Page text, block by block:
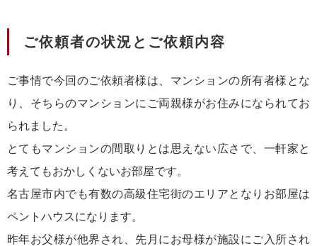
ご依頼者の状況とご依頼内容
ご事情で今回のご依頼者様は、マンションの所有者様とな
り、そちらのマンションにご両親様がお住みになられてお
られました。
とてもマンションの間取りとは思えない広さで、一軒家と
考えてもおかしくないお部屋です。
名古屋市内でも有数の高級住宅街のエリアとなりお部屋は
ペントハウスになります。
昨年お父様が他界され、先月にお母様が施設にご入所され